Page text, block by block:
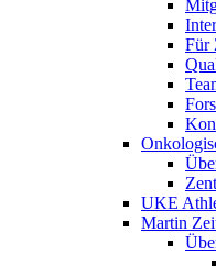
Für
UKE
Martin